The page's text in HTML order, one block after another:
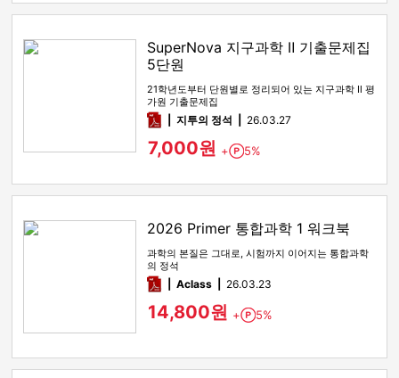
SuperNova 지구과학 Ⅱ 기출문제집
5단원
21학년도부터 단원별로 정리되어 있는 지구과학 Ⅱ 평
가원 기출문제집
pdf지투의 정석 26.03.27
7,000원 + Point
5%
2026 Primer 통합과학 1 워크북
과학의 본질은 그대로, 시험까지 이어지는 통합과학
의 정석
pdfAclass 26.03.23
14,800원 + Point
5%